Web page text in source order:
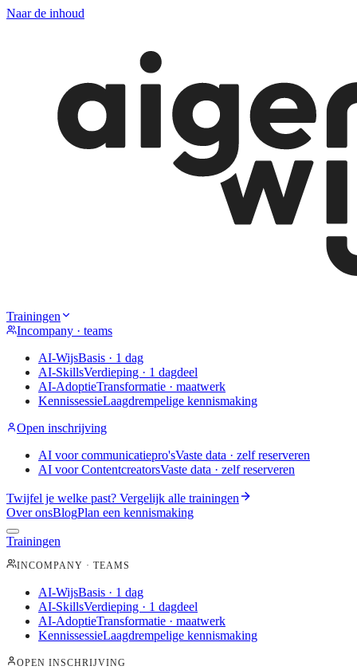
Naar de inhoud
Trainingen
Incompany · teams
AI-WijsBasis · 1 dag
AI-SkillsVerdieping · 1 dagdeel
AI-AdoptieTransformatie · maatwerk
KennissessieLaagdrempelige kennismaking
Open inschrijving
AI voor communicatiepro'sVaste data · zelf reserveren
AI voor ContentcreatorsVaste data · zelf reserveren
Twijfel je welke past? Vergelijk alle trainingen
Over onsBlogPlan een kennismaking
Trainingen
INCOMPANY · TEAMS
AI-WijsBasis · 1 dag
AI-SkillsVerdieping · 1 dagdeel
AI-AdoptieTransformatie · maatwerk
KennissessieLaagdrempelige kennismaking
OPEN INSCHRIJVING